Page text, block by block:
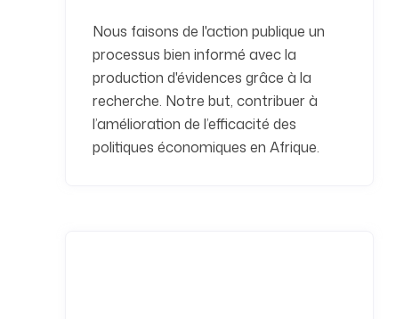
Nous faisons de l'action publique un
processus bien informé avec la
production d'évidences grâce à la
recherche. Notre but, contribuer à
l’amélioration de l’efficacité des
politiques économiques en Afrique.